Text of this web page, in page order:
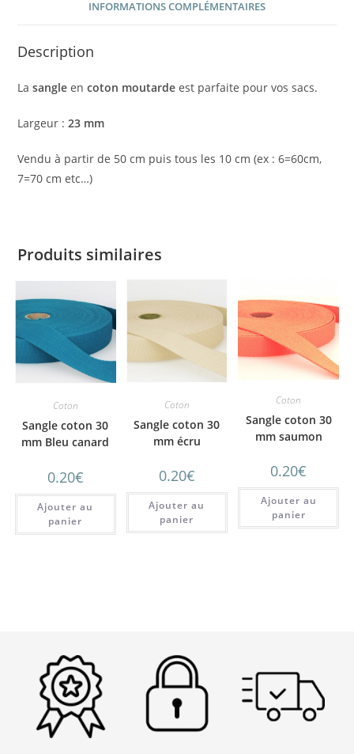
INFORMATIONS COMPLÉMENTAIRES
Description
La sangle encoton moutarde est parfaite pour vos sacs.
Largeur :23 mm
Vendu à partir de 50 cm puis tous les 10 cm (ex : 6=60cm,
7=70 cm etc…)
Produits similaires
Coton
Sangle coton 30
mm Bleu canard
0.20€
Ajouter au
panier
Coton
Sangle coton 30
mm écru
0.20€
Ajouter au
panier
Coton
Sangle coton 30
mm saumon
0.20€
Ajouter au
panier